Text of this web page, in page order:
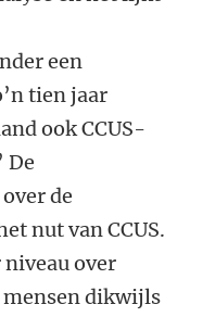
een
tien jaar
ook CCUS-
De
de
nut van CCUS.
niveau over
mensen dikwijls